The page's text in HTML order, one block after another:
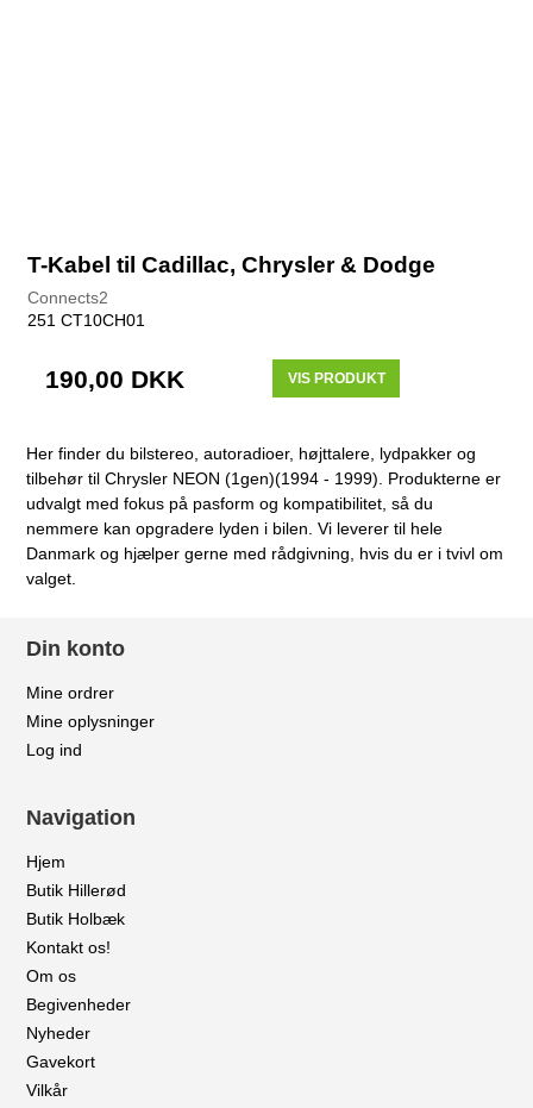
T-Kabel til Cadillac, Chrysler & Dodge
Connects2
251 CT10CH01
190,00 DKK VIS PRODUKT
Her finder du bilstereo, autoradioer, højttalere, lydpakker og
tilbehør til Chrysler NEON (1gen)(1994 - 1999). Produkterne er
udvalgt med fokus på pasform og kompatibilitet, så du
nemmere kan opgradere lyden i bilen. Vi leverer til hele
Danmark og hjælper gerne med rådgivning, hvis du er i tvivl om
valget.
Din konto
Mine ordrer
Mine oplysninger
Log ind
Navigation
Hjem
Butik Hillerød
Butik Holbæk
Kontakt os!
Om os
Begivenheder
Nyheder
Gavekort
Vilkår